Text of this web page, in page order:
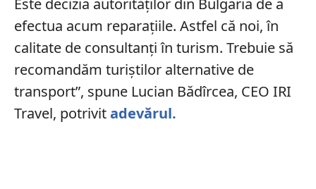
efectua acum reparațiile. Astfel că noi, în
calitate de consultanți în turism. Trebuie să
recomandăm turiștilor alternative de
transport”, spune Lucian Bădîrcea, CEO IRI
Travel, potrivitadevărul.